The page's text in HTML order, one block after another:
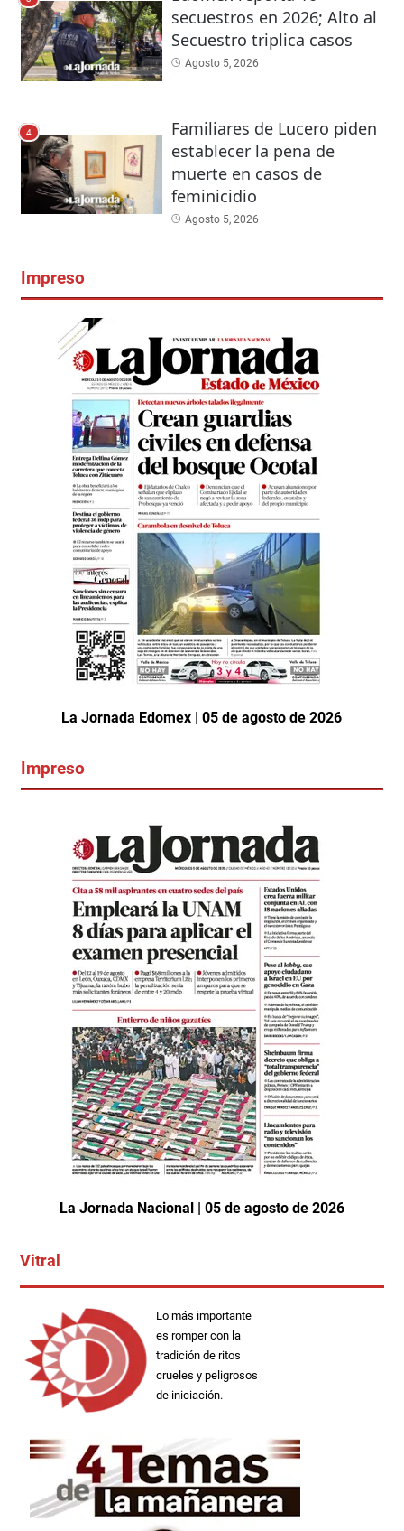
secuestros en 2026; Alto al
Secuestro triplica casos
Agosto 5, 2026
4
Familiares de Lucero piden
establecer la pena de
muerte en casos de
feminicidio
Agosto 5, 2026
Impreso
La Jornada Edomex | 05 de agosto de 2026
Impreso
La Jornada Nacional | 05 de agosto de 2026
Vitral
Lo más importante
es romper con la
tradición de ritos
crueles y peligrosos
de iniciación.